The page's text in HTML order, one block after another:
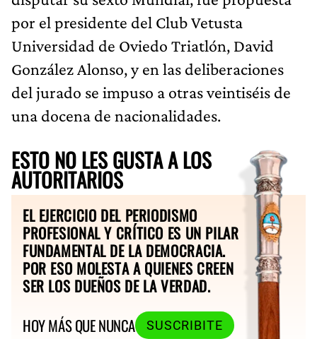
por el presidente del Club Vetusta
Universidad de Oviedo Triatlón, David
González Alonso, y en las deliberaciones
del jurado se impuso a otras veintiséis de
una docena de nacionalidades.
ESTO NO LES GUSTA A LOS
AUTORITARIOS
EL EJERCICIO DEL PERIODISMO
PROFESIONAL Y CRÍTICO ES UN PILAR
FUNDAMENTAL DE LA DEMOCRACIA.
POR ESO MOLESTA A QUIENES CREEN
SER LOS DUEÑOS DE LA VERDAD.
HOY MÁS QUE NUNCA
SUSCRIBITE